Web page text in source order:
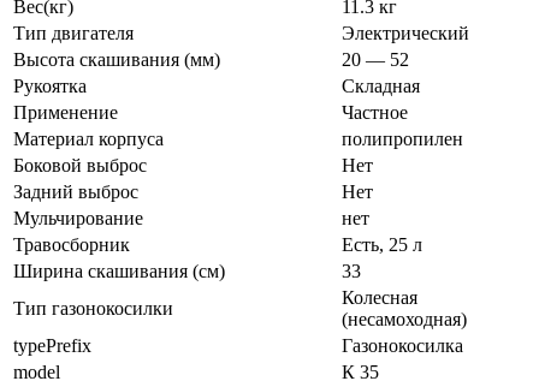
Вес(кг)
11.3 кг
Тип двигателя
Электрический
Высота скашивания (мм)
20 — 52
Рукоятка
Складная
Применение
Частное
Материал корпуса
полипропилен
Боковой выброс
Нет
Задний выброс
Нет
Мульчирование
нет
Травосборник
Есть, 25 л
Ширина скашивания (см)
33
Тип газонокосилки
Колесная
(несамоходная)
typePrefix
Газонокосилка
model
К 35